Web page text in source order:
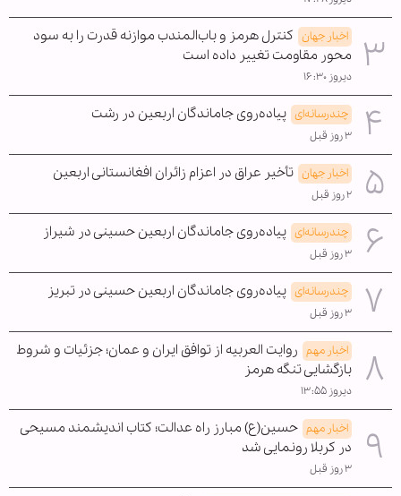
اخبار جهان کنترل هرمز و باب‌المندب موازنه قدرت را به سود
محور مقاومت تغییر داده است
دیروز ۱۶:۳۰
چندرسانه‌ای پیاده‌روی جاماندگان اربعین در رشت
۳ روز قبل
اخبار جهان تأخیر عراق در اعزام زائران افغانستانی اربعین
۲ روز قبل
چندرسانه‌ای پیاده‌روی جاماندگان اربعین حسینی در شیراز
۳ روز قبل
چندرسانه‌ای پیاده‌روی جاماندگان اربعین حسینی در تبریز
۳ روز قبل
اخبار مهم روایت العربیه از توافق ایران و عمان؛ جزئیات و شروط
بازگشایی تنگه هرمز
دیروز ۱۳:۵۵
اخبار مهم حسین(ع) مبارز راه عدالت؛ کتاب اندیشمند مسیحی
در کربلا رونمایی شد
۳ روز قبل